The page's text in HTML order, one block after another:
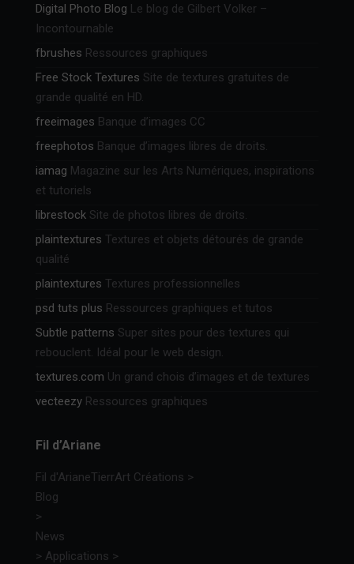
Digital Photo Blog Le blog de Gilbert Volker –
Incontournable
fbrushes Ressources graphiques
Free Stock Textures Site de textures gratuites de
grande qualité en HD.
freeimages Banque d’images CC
freephotos Banque d’images libres de droits.
iamag Magazine sur les Arts Numériques, inspirations
et tutoriels
librestock Site de photos libres de droits.
plaintextures Textures et objets détourés de grande
qualité
plaintextures Textures professionnelles
psd tuts plus Ressources graphiques et tutos
Subtle patterns Super sites pour des textures qui
rebouclent. Idéal pour le web design.
textures.com Un grand chois d’images et de textures
vecteezy Ressources graphiques
Fil d’Ariane
Fil d'ArianeTierrArt Créations >
Blog
>
News
> Applications >